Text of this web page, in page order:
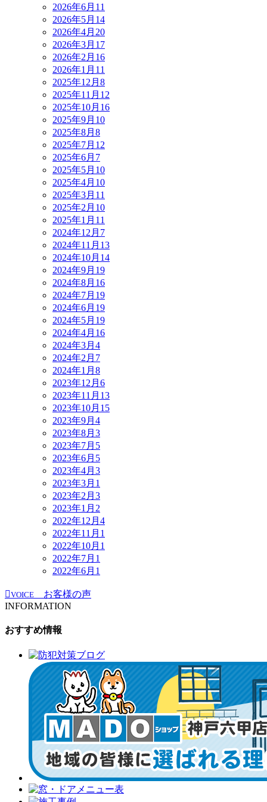
2026年6月 11
2026年5月 14
2026年4月 20
2026年3月 17
2026年2月 16
2026年1月 11
2025年12月 8
2025年11月 12
2025年10月 16
2025年9月 10
2025年8月 8
2025年7月 12
2025年6月 7
2025年5月 10
2025年4月 10
2025年3月 11
2025年2月 10
2025年1月 11
2024年12月 7
2024年11月 13
2024年10月 14
2024年9月 19
2024年8月 16
2024年7月 19
2024年6月 19
2024年5月 19
2024年4月 16
2024年3月 4
2024年2月 7
2024年1月 8
2023年12月 6
2023年11月 13
2023年10月 15
2023年9月 4
2023年8月 3
2023年7月 5
2023年6月 5
2023年4月 3
2023年3月 1
2023年2月 3
2023年1月 2
2022年12月 4
2022年11月 1
2022年10月 1
2022年7月 1
2022年6月 1
VOICE
お客様の声
INFORMATION
おすすめ情報